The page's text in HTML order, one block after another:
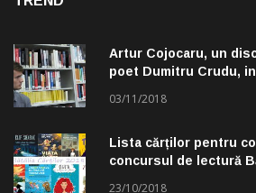
Artur Cojocaru, un
poet Dumitru Crudu,
03/11/2018
Lista cărților pentru
concursul de lectură
23/10/2018